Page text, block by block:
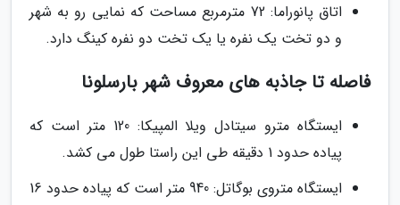
اتاق پانوراما: 72 مترمربع مساحت که نمایی رو به شهر
و دو تخت یک نفره یا یک تخت دو نفره کینگ دارد.
فاصله تا جاذبه های معروف شهر بارسلونا
ایستگاه مترو سیتادل ویلا المپیکا: 120 متر است که
پیاده حدود 1 دقیقه طی این راستا طول می کشد.
ایستگاه متروی بوگاتل: 940 متر است که پیاده حدود 16